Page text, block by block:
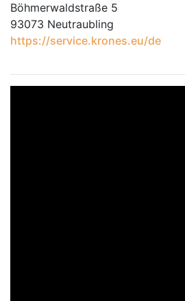
Böhmerwaldstraße 5
93073 Neutraubling
https://service.krones.eu/de